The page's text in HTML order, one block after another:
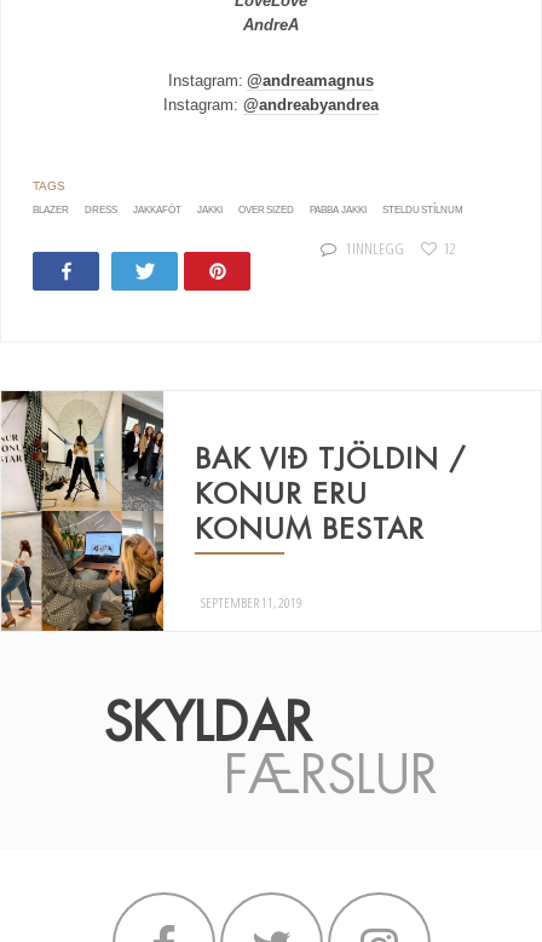
AndreA
Instagram:@andreamagnus
Instagram: @andreabyandrea
BLAZER DRESS JAKKAFÖT JAKKI OVER SIZED PABBA JAKKI STELDU STÍLNUM
Tweet
1 INNLEGG 12
BAK VIÐ TJÖLDIN /
KONUR ERU
KONUM BESTAR
SEPTEMBER 11, 2019
SKYLDAR
FÆRSLUR